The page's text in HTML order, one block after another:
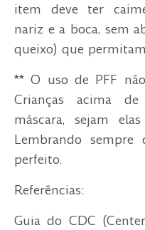
item deve ter
nariz e a boca, sem
queixo) que
** O uso de PFF
Crianças acima
máscara, sejam
Lembrando
perfeito.
Referências:
Guia do CDC